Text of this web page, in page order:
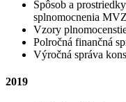
Spôsob a
splnomocnenia
Vzory
Polročná finančná
Výročná správa
2019